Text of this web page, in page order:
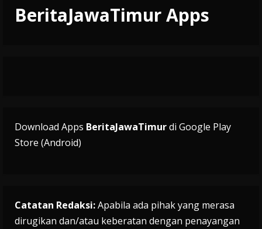
BeritaJawaTimur Apps
Download Apps BeritaJawaTimurdi Google Play
Store (Android)
Catatan Redaksi:Apabila ada pihak yang merasa
dirugikan dan/atau keberatan dengan penayangan